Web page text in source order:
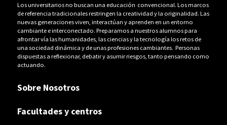
Los universitarios no buscan una educación convencional. Los marcos
de referencia tradicionales restringen la creatividad y la originalidad. Las
nuevas generaciones viven, interactúan y aprenden en un entorno
cambiante e interconectado. Preparamos a nuestros alumnos para
afrontar vía las humanidades, las ciencias y la tecnología los retos de
una sociedad dinámica y de unas profesiones cambiantes. Personas
dispuestas a reflexionar, debatir y asumir riesgos, tanto pensando como
actuando.
Sobre Nosotros
Facultades y centros